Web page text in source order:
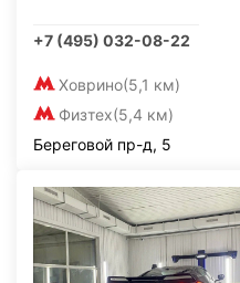
+7 (495) 032-08-22
Ховрино(5,1 км)
Физтех(5,4 км)
Береговой пр-д, 5